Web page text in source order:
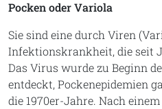
Pocken oder Variola
Sie sind eine durch Viren
Infektionskrankheit, die seit
Das Virus wurde zu Beginn
entdeckt, Pockenepidemien
die 1970er-Jahre. Nach